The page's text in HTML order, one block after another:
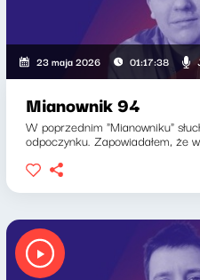
23 maja 2026 01:17:38
Mianownik 94
W poprzednim "Mianowniku"
odpoczynku. Zapowiadałem, że